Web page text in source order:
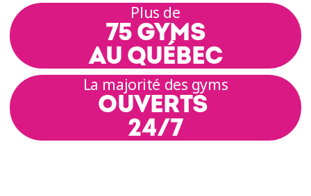
Plus de
75 GYMS
AU QUÉBEC
La majorité des gyms
OUVERTS
24/7